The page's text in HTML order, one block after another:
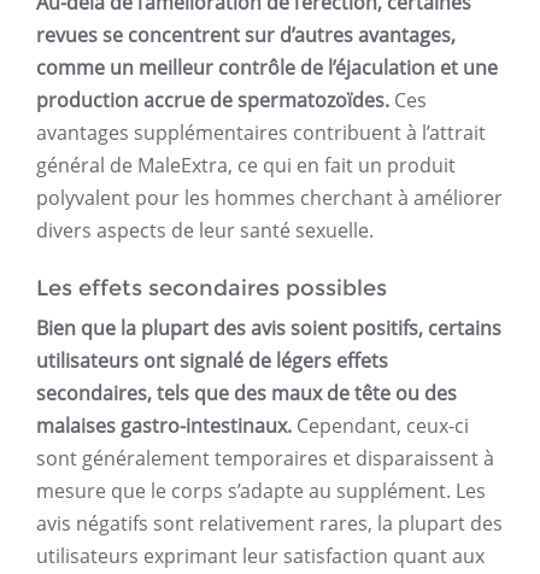
revues se concentrent sur d’autres avantages,
comme un meilleur contrôle de l’éjaculation et une
production accrue de spermatozoïdes. Ces
avantages supplémentaires contribuent à l’attrait
général de MaleExtra, ce qui en fait un produit
polyvalent pour les hommes cherchant à améliorer
divers aspects de leur santé sexuelle.
Les effets secondaires possibles
Bien que la plupart des avis soient positifs, certains
utilisateurs ont signalé de légers effets
secondaires, tels que des maux de tête ou des
malaises gastro-intestinaux. Cependant, ceux-ci
sont généralement temporaires et disparaissent à
mesure que le corps s’adapte au supplément. Les
avis négatifs sont relativement rares, la plupart des
utilisateurs exprimant leur satisfaction quant aux